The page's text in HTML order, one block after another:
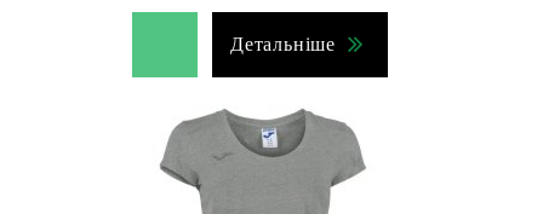
Детальніше